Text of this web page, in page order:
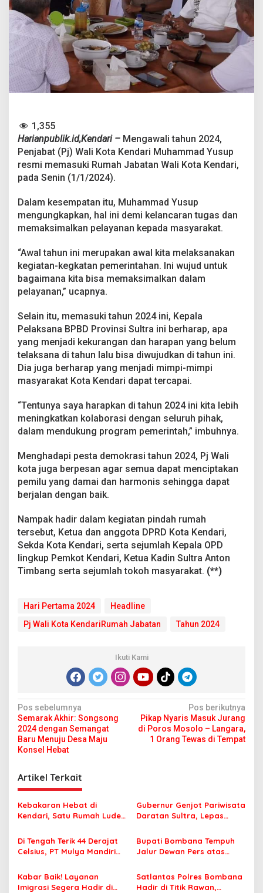
T
e
m
p
a
i
R
a
b
a
a
d
i
H
i
P
e
r
t
m
a
T
a
u
n
0
2
1,355
Harianpublik.id,Kendari – Mengawali tahun 2024,
Penjabat (Pj) Wali Kota Kendari Muhammad Yusup
resmi memasuki Rumah Jabatan Wali Kota Kendari,
pada Senin (1/1/2024).
Dalam kesempatan itu, Muhammad Yusup
mengungkapkan, hal ini demi kelancaran tugas dan
memaksimalkan pelayanan kepada masyarakat.
“Awal tahun ini merupakan awal kita melaksanakan
kegiatan-kegkatan pemerintahan. Ini wujud untuk
bagaimana kita bisa memaksimalkan dalam
pelayanan,” ucapnya.
Selain itu, memasuki tahun 2024 ini, Kepala
Pelaksana BPBD Provinsi Sultra ini berharap, apa
yang menjadi kekurangan dan harapan yang belum
telaksana di tahun lalu bisa diwujudkan di tahun ini.
Dia juga berharap yang menjadi mimpi-mimpi
masyarakat Kota Kendari dapat tercapai.
“Tentunya saya harapkan di tahun 2024 ini kita lebih
meningkatkan kolaborasi dengan seluruh pihak,
dalam mendukung program pemerintah,” imbuhnya.
Menghadapi pesta demokrasi tahun 2024, Pj Wali
kota juga berpesan agar semua dapat menciptakan
pemilu yang damai dan harmonis sehingga dapat
berjalan dengan baik.
Nampak hadir dalam kegiatan pindah rumah
tersebut, Ketua dan anggota DPRD Kota Kendari,
Sekda Kota Kendari, serta sejumlah Kepala OPD
lingkup Pemkot Kendari, Ketua Kadin Sultra Anton
Timbang serta sejumlah tokoh masyarakat. (**)
Hari Pertama 2024
Headline
Pj Wali Kota KendariRumah Jabatan
Tahun 2024
Ikuti Kami
N
a
v
g
a
s
p
o
s
Pos sebelumnya
Semarak Akhir: Songsong
2024 dengan Semangat
Baru Menuju Desa Maju
Konsel Hebat
Pos berikutnya
Pikap Nyaris Masuk Jurang
di Poros Mosolo – Langara,
1 Orang Tewas di Tempat
Artikel Terkait
Kebakaran Hebat di
Kendari, Satu Rumah Ludes
Gubernur Genjot Pariwisata
Daratan Sultra, Lepas
Tiga Kabupaten Unggulan
Di Tengah Terik 44 Derajat
Celsius, PT Mulya Mandiri
Jamaah Tetap Sehat dan
Nyaman Beribadah
Bupati Bombana Tempuh
Jalur Dewan Pers atas
Korupsi Jembatan Cirauci II
Kabar Baik! Layanan
Imigrasi Segera Hadir di
Satlantas Polres Bombana
Hadir di Titik Rawan,